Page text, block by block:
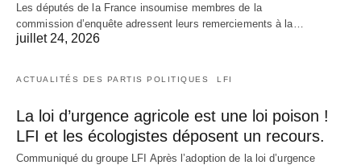
Les députés de la France insoumise membres de la
commission d’enquête adressent leurs remerciements à la…
juillet 24, 2026
ACTUALITÉS DES PARTIS POLITIQUES LFI
La loi d’urgence agricole est une loi poison !
LFI et les écologistes déposent un recours.
Communiqué du groupe LFI Après l’adoption de la loi d’urgence